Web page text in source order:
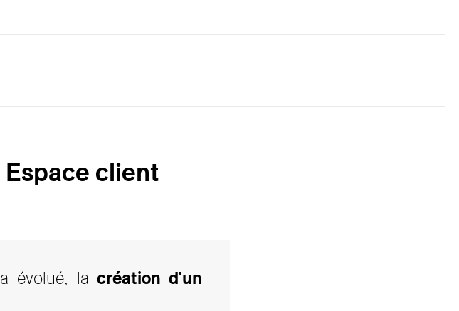
Espace client
a évolué, lacréation d'un